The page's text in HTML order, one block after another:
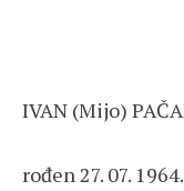
IVAN (Mijo)
rođen 27. 07. 1964.